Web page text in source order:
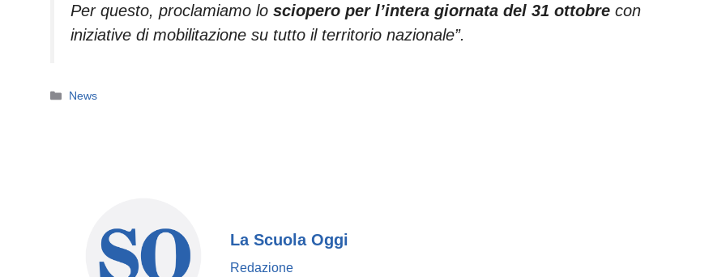
Per questo, proclamiamo lo sciopero per l’intera giornata del 31 ottobre con
iniziative di mobilitazione su tutto il territorio nazionale”.
Categorie
News
La Scuola Oggi
Redazione